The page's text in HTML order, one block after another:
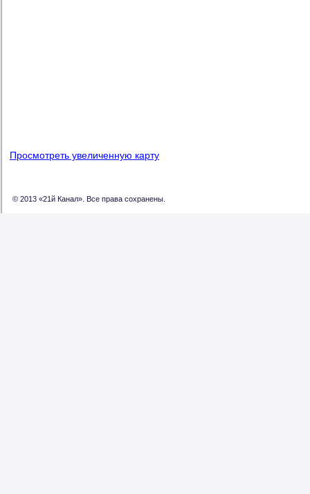
Просмотреть увеличенную карту
© 2013 «21й Канал». Все права сохранены.